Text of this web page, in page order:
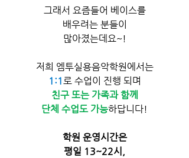
그래서 요즘들어 베이스를
배우려는 분들이
많아졌는데요~!
저희 엠투실용음악학원에서는
1:1로 수업이 진행 되며​
친구 또는 가족과 함께
단체 수업도 가능하답니다!
학원 운영시간은
평일 13~22시,